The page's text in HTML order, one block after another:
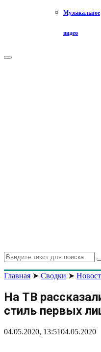
Музыкальное
видео
Primary
Search
for:
Главная ➤ Сводки ➤
На ТВ
стиль первых
04.05.2020, 13:5104.05.2020